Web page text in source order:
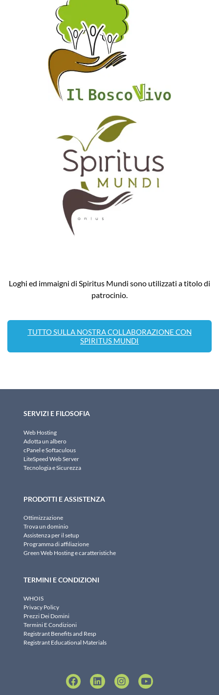
Loghi ed immaigni di Spiritus Mundi sono utilizzati a titolo di
patrocinio.
TUTTO SULLA NOSTRA COLLABORAZIONE CON
SPIRITUS MUNDI
SERVIZI E FILOSOFIA
Web Hosting
Adotta un albero
cPanel e Softaculous
LiteSpeed Web Server
Tecnologia e Sicurezza
PRODOTTI E ASSISTENZA
Ottimizzazione
Trova un dominio
Assistenza per il setup
Programma di affiliazione
Green Web Hosting e caratteristiche
TERMINI E CONDIZIONI
WHOIS
Privacy Policy
Prezzi Dei Domini
Termini E Condizioni
Registrant Benefits and Resp
Registrant Educational Materials